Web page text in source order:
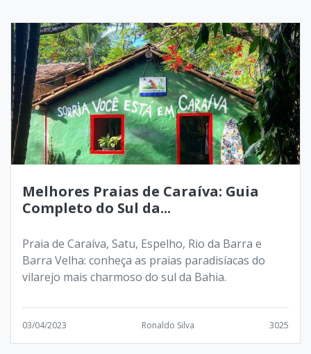
Melhores Praias de Caraíva: Guia
Completo do Sul da...
Praia de Caraíva, Satu, Espelho, Rio da Barra e
Barra Velha: conheça as praias paradisíacas do
vilarejo mais charmoso do sul da Bahia.
03/04/2023 Ronaldo Silva 3025